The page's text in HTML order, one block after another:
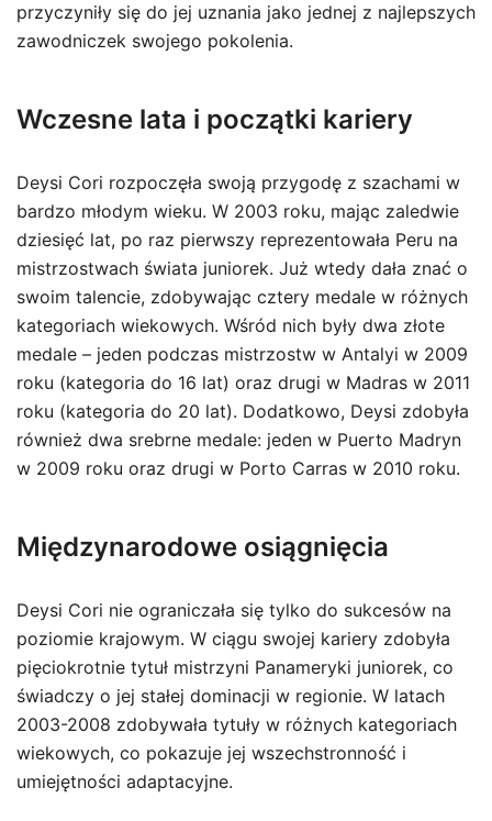
przyczyniły się do jej uznania jako jednej z najlepszych
zawodniczek swojego pokolenia.
Wczesne lata i początki kariery
Deysi Cori rozpoczęła swoją przygodę z szachami w
bardzo młodym wieku. W 2003 roku, mając zaledwie
dziesięć lat, po raz pierwszy reprezentowała Peru na
mistrzostwach świata juniorek. Już wtedy dała znać o
swoim talencie, zdobywając cztery medale w różnych
kategoriach wiekowych. Wśród nich były dwa złote
medale – jeden podczas mistrzostw w Antalyi w 2009
roku (kategoria do 16 lat) oraz drugi w Madras w 2011
roku (kategoria do 20 lat). Dodatkowo, Deysi zdobyła
również dwa srebrne medale: jeden w Puerto Madryn
w 2009 roku oraz drugi w Porto Carras w 2010 roku.
Międzynarodowe osiągnięcia
Deysi Cori nie ograniczała się tylko do sukcesów na
poziomie krajowym. W ciągu swojej kariery zdobyła
pięciokrotnie tytuł mistrzyni Panameryki juniorek, co
świadczy o jej stałej dominacji w regionie. W latach
2003-2008 zdobywała tytuły w różnych kategoriach
wiekowych, co pokazuje jej wszechstronność i
umiejętności adaptacyjne.